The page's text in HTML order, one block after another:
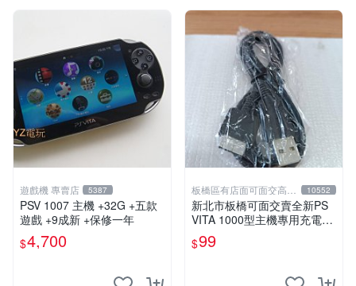
遊戲機 專賣店 5387
PSV 1007 主機 +32G +五款
遊戲 +9成新 +保修一年
$4,700
板橋區有店面可面交高價
回收電玩
10552
新北市板橋可面交賣全新PS
VITA 1000型主機專用充電
線....超便宜只賣99元
$99